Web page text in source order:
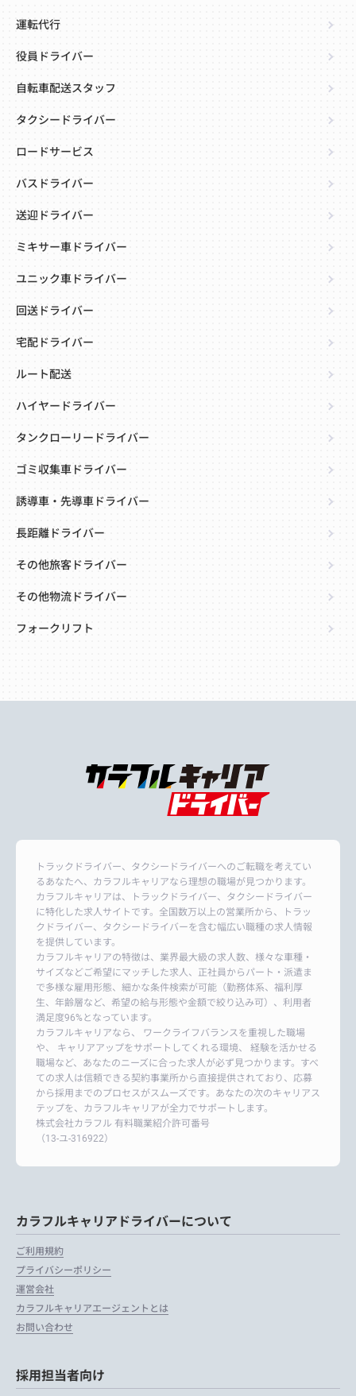
運転代行
役員ドライバー
自転車配送スタッフ
タクシードライバー
ロードサービス
バスドライバー
送迎ドライバー
ミキサー車ドライバー
ユニック車ドライバー
回送ドライバー
宅配ドライバー
ルート配送
ハイヤードライバー
タンクローリードライバー
ゴミ収集車ドライバー
誘導車・先導車ドライバー
長距離ドライバー
その他旅客ドライバー
その他物流ドライバー
フォークリフト
トラックドライバー、タクシードライバーへのご転職を考えてい
るあなたへ、カラフルキャリアなら理想の職場が見つかります。
カラフルキャリアは、トラックドライバー、タクシードライバー
に特化した求人サイトです。全国数万以上の営業所から、トラッ
クドライバー、タクシードライバーを含む幅広い職種の求人情報
を提供しています。
カラフルキャリアの特徴は、業界最大級の求人数、様々な車種・
サイズなどご希望にマッチした求人、正社員からパート・派遣ま
で多様な雇用形態、細かな条件検索が可能（勤務体系、福利厚
生、年齢層など、希望の給与形態や金額で絞り込み可）、利用者
満足度96%となっています。
カラフルキャリアなら、 ワークライフバランスを重視した職場
や、 キャリアアップをサポートしてくれる環境、 経験を活かせる
職場など、あなたのニーズに合った求人が必ず見つかります。すべ
ての求人は信頼できる契約事業所から直接提供されており、応募
から採用までのプロセスがスムーズです。あなたの次のキャリアス
テップを、カラフルキャリアが全力でサポートします。
株式会社カラフル 有料職業紹介許可番号
（13-ユ-316922）
カラフルキャリアドライバーについて
ご利用規約
プライバシーポリシー
運営会社
カラフルキャリアエージェントとは
お問い合わせ
採用担当者向け